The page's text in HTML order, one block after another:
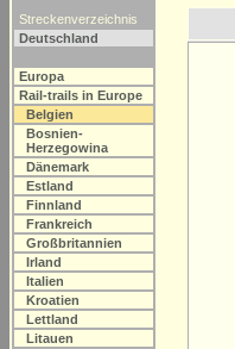
Streckenverzeichnis
Deutschland
Europa
Rail-trails in Europe
Belgien
Bosnien-
Herzegowina
Dänemark
Estland
Finnland
Frankreich
Großbritannien
Irland
Italien
Kroatien
Lettland
Litauen